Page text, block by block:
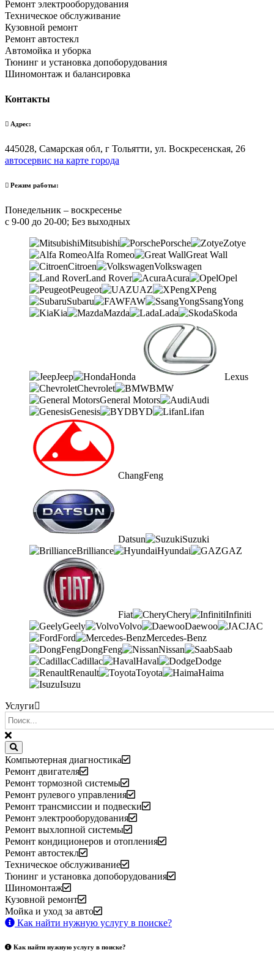
Ремонт электрооборудования
Техническое обслуживание
Кузовной ремонт
Ремонт автостекл
Автомойка и уборка
Тюнинг и установка допоборудования
Шиномонтаж и балансировка
Контакты
Адрес:
445028, Самарская обл, г Тольятти, ул. Воскресенская, 26
автосервис на карте города
Режим работы:
Понедельник – воскресенье
с 9-00 до 20-00; Без выходных
Mitsubishi Porsche
Zotye
Alfa Romeo
Great Wall
Citroen
Volkswagen
Land Rover
Acura
Opel
Peugeot
UAZ
XPeng
Subaru
FAW
SsangYong
Kia
Mazda Lada Skoda
Jeep Honda
Lexus
Chevrolet
BMW
General Motors
Audi
Genesis
BYD Lifan
ChangFeng
Datsun
Suzuki
Brilliance
Hyundai GAZ
Fiat Chery
Infiniti
Geely
Volvo Daewoo
JAC
Ford
Mercedes-Benz
DongFeng
Nissan
Saab
Cadillac
Haval
Dodge
Renault
Toyota
Haima
Isuzu
Услуги
Компьютерная диагностика
Ремонт двигателя
Ремонт тормозной системы
Ремонт рулевого управления
Ремонт трансмиссии и подвески
Ремонт электрооборудования
Ремонт выхлопной системы
Ремонт кондиционеров и отопления
Ремонт автостекл
Техническое обслуживание
Тюнинг и установка допоборудования
Шиномонтаж
Кузовной ремонт
Мойка и уход за авто
Как найти нужную услугу в поиске?
Как найти нужную услугу в поиске?